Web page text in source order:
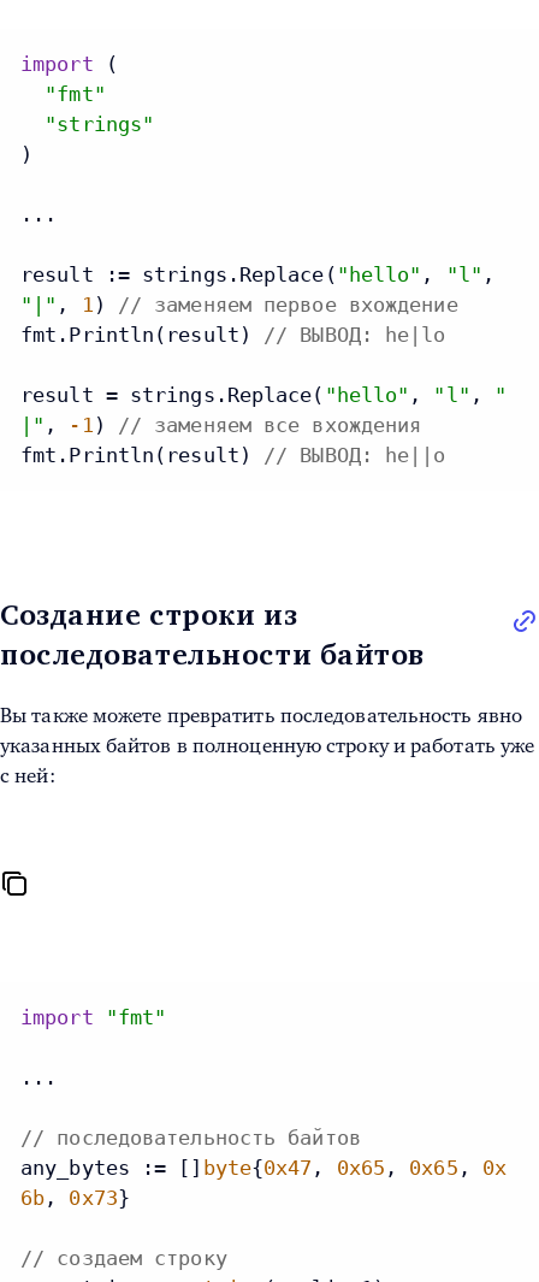
import (
"fmt"
"strings"
)
...
result := strings.Replace( "hello" , "l" ,
"|" , 1 )
// заменяем первое вхождение
fmt.Println(result) // ВЫВОД: he|lo
result = strings.Replace( "hello" , "l" ,
"
|" , -1 )
// заменяем все вхождения
fmt.Println(result) // ВЫВОД: he||o
Создание строки из
последовательности байтов
Вы также можете превратить последовательность явно
указанных байтов в полноценную строку и работать уже
с ней:
import "fmt"
...
// последовательность байтов
any_bytes := [] byte{0x47 , 0x65 , 0x65 , 0x
6b , 0x73}
// создаем строку